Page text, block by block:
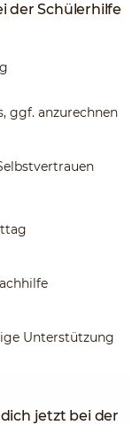
der Schülerhilfe
ggf. anzurechnen
Unterstützung
jetzt bei der